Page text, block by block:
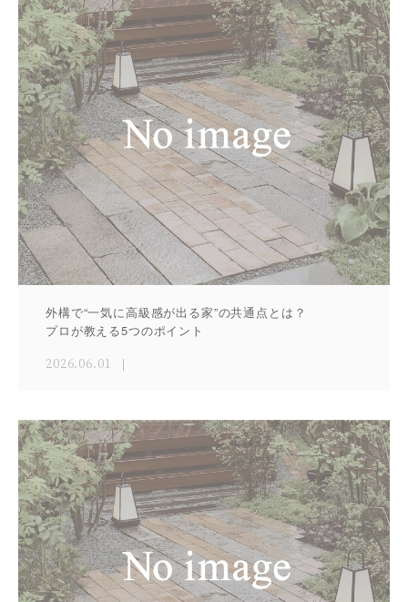
外構で“一気に高級感が出る家”の共通点とは？
プロが教える5つのポイント
2026.06.01